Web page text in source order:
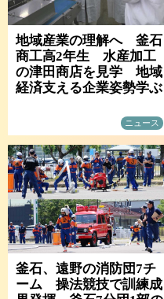
地域産業の理解へ 釜石
商工高2年生 水産加工
の津田商店を見学 地域
経済支える企業姿勢学ぶ
ニュース
釜石、遠野の消防団7チ
ーム 操法競技で訓練成